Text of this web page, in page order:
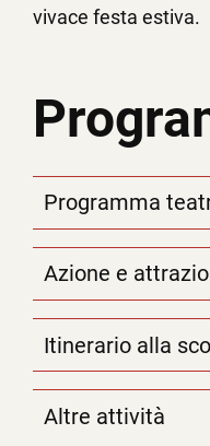
vivace festa estiva.
Programma
Azione e
Itinerario alla
Altre attività